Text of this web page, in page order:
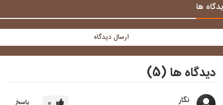
ها
ارسال دیدگاه
دیدگاه ها (5)
نگار پاسخ